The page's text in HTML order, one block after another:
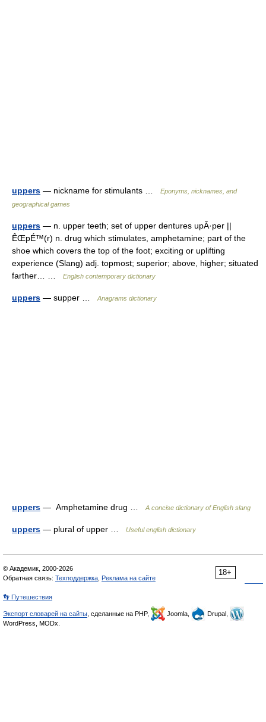
uppers — nickname for stimulants …
Eponyms, nicknames, and
geographical games
uppers — n. upper teeth; set of upper dentures upÂ·per ||
ÊŒpÉ™(r) n. drug which stimulates, amphetamine; part of the
shoe which covers the top of the foot; exciting or uplifting
experience (Slang) adj. topmost; superior; above, higher; situated
farther… …
English contemporary dictionary
uppers — supper … Anagrams dictionary
uppers — Amphetamine drug … A concise dictionary of English slang
uppers — plural of upper … Useful english dictionary
18+
© Академик, 2000-2026
Обратная связь: Техподдержка Реклама на сайте
👣 Путешествия
Экспорт словарей на сайты , сделанные на PHP, Joomla,
Drupal,
WordPress, MODx.